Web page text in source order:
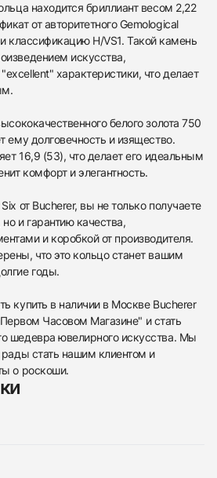
находится бриллиант весом 2,22
от авторитетного Gemological
классификацию H/VS1. Такой камень
искусства,
характеристики, что делает
белого золота 750
ему долговечность и изящество.
16,9 (53), что делает его идеальным
комфорт и элегантность.
от Bucherer, вы не только получаете
и гарантию качества,
и коробкой от производителя.
что это кольцо станет вашим
годы.
купить в наличии в Москве Bucherer
Часовом Магазине" и стать
шедевра ювелирного искусства. Мы
стать нашим клиентом и
о роскоши.